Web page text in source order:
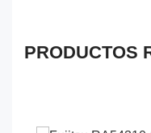
PRODUCTOS